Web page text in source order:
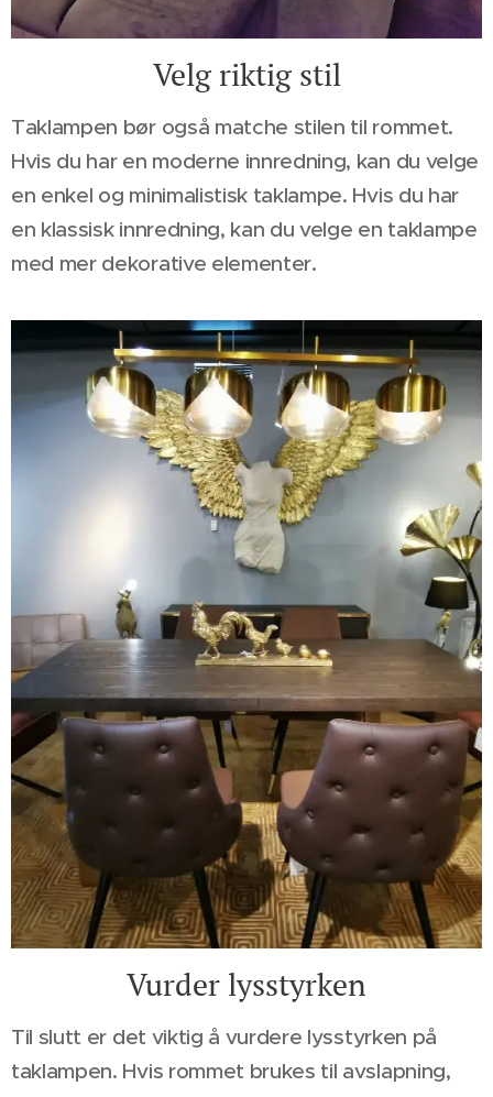
Velg riktig stil
Taklampen bør også matche stilen til rommet.
Hvis du har en moderne innredning, kan du velge
en enkel og minimalistisk taklampe. Hvis du har
en klassisk innredning, kan du velge en taklampe
med mer dekorative elementer.
Vurder lysstyrken
Til slutt er det viktig å vurdere lysstyrken på
taklampen. Hvis rommet brukes til avslapning,